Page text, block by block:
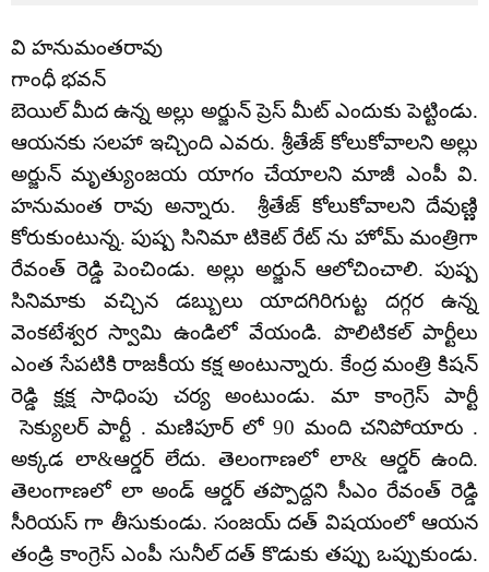
వి హనుమంతరావు
గాంధీ భవన్
బెయిల్ మీద ఉన్న అల్లు అర్జున్ ప్రెస్ మీట్ ఎందుకు పెట్టిండు.
ఆయనకు సలహా ఇచ్చింది ఎవరు. శ్రీతేజ్ కోలుకోవాలని అల్లు
అర్జున్ మృత్యుంజయ యాగం చేయాలని మాజీ ఎంపీ వి.
హనుమంత రావు అన్నారు. శ్రీతేజ్ కోలుకోవాలని దేవుణ్ణి
కోరుకుంటున్న. పుష్ప సినిమా టికెట్ రేట్ ను హోమ్ మంత్రిగా
రేవంత్ రెడ్డి పెంచిండు. అల్లు అర్జున్ ఆలోచించాలి. పుష్ప
సినిమాకు వచ్చిన డబ్బులు యాదగిరిగుట్ట దగ్గర ఉన్న
వెంకటేశ్వర స్వామి ఉండిలో వేయండి. పొలిటికల్ పార్టీలు
ఎంత సేపటికి రాజకీయ కక్ష అంటున్నారు. కేంద్ర మంత్రి కిషన్
రెడ్డి క్షక్ష సాధింపు చర్య అంటుండు. మా కాంగ్రెస్ పార్టీ
సెక్యులర్ పార్టీ . మణిపూర్ లో 90 మంది చనిపోయారు .
అక్కడ లా&ఆర్డర్ లేదు. తెలంగాణలో లా& ఆర్డర్ ఉంది.
తెలంగాణలో లా అండ్ ఆర్డర్ తప్పొద్దని సీఎం రేవంత్ రెడ్డి
సీరియస్ గా తీసుకుండు. సంజయ్ దత్ విషయంలో ఆయన
తండ్రి కాంగ్రెస్ ఎంపీ సునీల్ దత్ కొడుకు తప్పు ఒప్పుకుండు.